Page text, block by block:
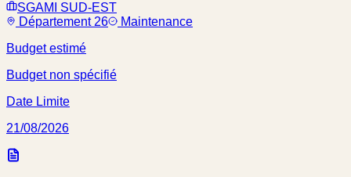
SGAMI SUD-EST
Département 26
Maintenance
Budget estimé
Budget non spécifié
Date Limite
21/08/2026